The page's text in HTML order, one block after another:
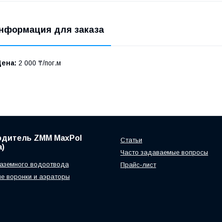
для заказа
2 000 ₸/пог.м
ZMM MaxPol
водоотвода
воронки и аэраторы
Статьи
Часто задаваемые вопросы
Прайс-лист